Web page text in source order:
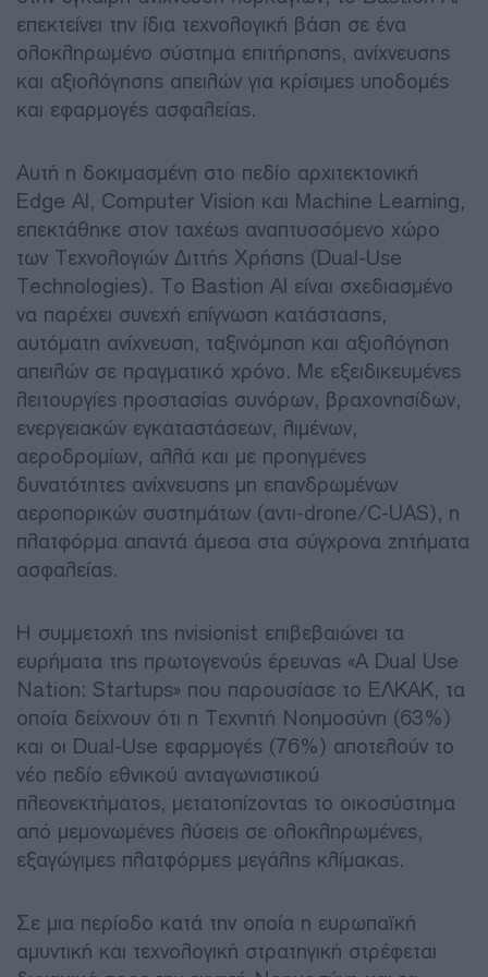
επεκτείνει την ίδια τεχνολογική βάση σε ένα
ολοκληρωμένο σύστημα επιτήρησης, ανίχνευσης
και αξιολόγησης απειλών για κρίσιμες υποδομές
και εφαρμογές ασφαλείας.
Αυτή η δοκιμασμένη στο πεδίο αρχιτεκτονική
Edge AI, Computer Vision και Machine Learning,
επεκτάθηκε στον ταχέως αναπτυσσόμενο χώρο
των Τεχνολογιών Διττής Χρήσης (Dual-Use
Technologies). Το Bastion AI είναι σχεδιασμένο
να παρέχει συνεχή επίγνωση κατάστασης,
αυτόματη ανίχνευση, ταξινόμηση και αξιολόγηση
απειλών σε πραγματικό χρόνο. Με εξειδικευμένες
λειτουργίες προστασίας συνόρων, βραχονησίδων,
ενεργειακών εγκαταστάσεων, λιμένων,
αεροδρομίων, αλλά και με προηγμένες
δυνατότητες ανίχνευσης μη επανδρωμένων
αεροπορικών συστημάτων (αντι-drone/C-UAS), η
πλατφόρμα απαντά άμεσα στα σύγχρονα ζητήματα
ασφαλείας.
Η συμμετοχή της nvisionist επιβεβαιώνει τα
ευρήματα της πρωτογενούς έρευνας «A Dual Use
Nation: Startups» που παρουσίασε το ΕΛΚΑΚ, τα
οποία δείχνουν ότι η Τεχνητή Νοημοσύνη (63%)
και οι Dual-Use εφαρμογές (76%) αποτελούν το
νέο πεδίο εθνικού ανταγωνιστικού
πλεονεκτήματος, μετατοπίζοντας το οικοσύστημα
από μεμονωμένες λύσεις σε ολοκληρωμένες,
εξαγώγιμες πλατφόρμες μεγάλης κλίμακας.
Σε μια περίοδο κατά την οποία η ευρωπαϊκή
αμυντική και τεχνολογική στρατηγική στρέφεται